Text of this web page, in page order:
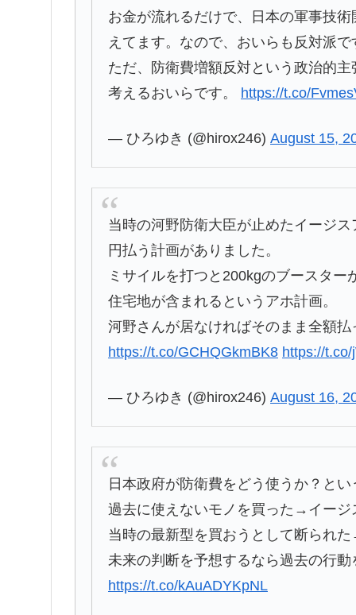
お金が流れるだけで、日本の軍事技
えてます。なので、おいらも反対派で
ただ、防衛費増額反対という政治的
考えるおいらです。 https://t.co/
— ひろゆき (@hirox246) August 15,
当時の河野防衛大臣が止めたイージ
円払う計画がありました。
ミサイルを打つと200kgのブースタ
住宅地が含まれるというアホ計画。
河野さんが居なければそのまま全額
https://t.co/GCHQGkmBK8 https://
— ひろゆき (@hirox246) August 16,
日本政府が防衛費をどう使うか？と
過去に使えないモノを買った→イージ
当時の最新型を買おうとして断られ
未来の判断を予想するなら過去の行
https://t.co/kAuADYKpNL